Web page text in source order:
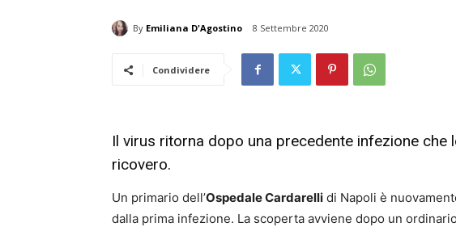
By Emiliana D'Agostino 8 Settembre 2020
Condividere
Il virus ritorna dopo una precedente infezione
ricovero.
Un primario dell’Ospedale Cardarelli di Napoli è
dalla prima infezione. La scoperta avviene dopo un